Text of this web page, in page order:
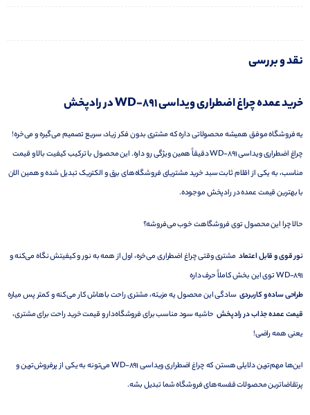
نقد و بررسی
خرید عمده چراغ اضطراری ویداسی WD-891 در رادپخش
یه فروشگاه موفق همیشه محصولاتی داره که مشتری بدون فکر زیاد، سریع تصمیم می‌گیره و می‌خره!
چراغ اضطراری ویداسی WD-891 دقیقاً همین ویژگی رو داره. این محصول با ترکیب کیفیت بالا و قیمت
مناسب، به یکی از اقلام ثابت سبد خرید مشتریای فروشگاه‌های برق و الکتریک تبدیل شده و همین الان
با بهترین قیمت عمده در رادپخش موجوده.
حالا چرا این محصول توی فروشگاهت خوب می‌فروشه؟
نور قوی و قابل اعتماد مشتری وقتی چراغ اضطراری می‌خره، اول از همه به نور و کیفیتش نگاه می‌کنه و
WD-891 توی این بخش کاملاً حرف داره
طراحی ساده و کاربردی سادگی این محصول یه مزیته، مشتری راحت باهاش کار می‌کنه و کمتر پس میاره
قیمت عمده جذاب در رادپخشحاشیه سود مناسب برای فروشگاه‌دار و قیمت خرید راحت برای مشتری،
یعنی همه راضی!
این‌ها مهم‌ترین دلایلی هستن که چراغ اضطراری ویداسی WD-891 می‌تونه به یکی از پرفروش‌ترین و
پرتقاضاترین محصولات قفسه‌های فروشگاه شما تبدیل بشه.